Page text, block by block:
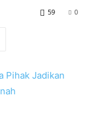
0
59